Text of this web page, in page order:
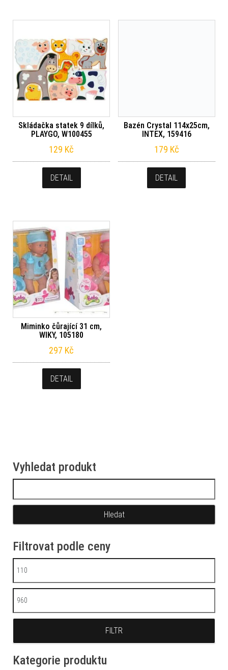
Skládačka statek 9 dílků,
PLAYGO, W100455
129 Kč
DETAIL
Bazén Crystal 114x25cm,
INTEX, 159416
179 Kč
DETAIL
Miminko čůrající 31 cm,
WIKY, 105180
297 Kč
DETAIL
Vyhledat produkt
Filtrovat podle ceny
Minimální cena
Maximální cena
FILTR
Kategorie produktu